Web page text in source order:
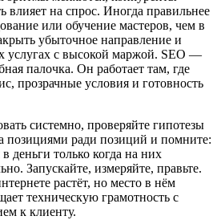
влияет на спрос. Иногда правильнее
или обучение мастеров, чем в
убыточное направление и
услугах с высокой маржой. SEO —
палочка. Он работает там, где
прозрачные условия и готовность
системно, проверяйте гипотезы
позициями ради позиций и помните:
деньги только когда на них
Запускайте, измеряйте, правьте.
растёт, но место в нём
техническую грамотность с
к клиенту.